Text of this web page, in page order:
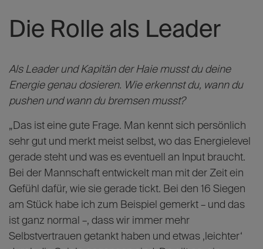
Die Rolle als Leader
Als Leader und Kapitän der Haie musst du deine
Energie genau dosieren. Wie erkennst du, wann du
pushen und wann du bremsen musst?
„Das ist eine gute Frage. Man kennt sich persönlich
sehr gut und merkt meist selbst, wo das Energielevel
gerade steht und was es eventuell an Input braucht.
Bei der Mannschaft entwickelt man mit der Zeit ein
Gefühl dafür, wie sie gerade tickt. Bei den 16 Siegen
am Stück habe ich zum Beispiel gemerkt – und das
ist ganz normal –, dass wir immer mehr
Selbstvertrauen getankt haben und etwas ‚leichter‘